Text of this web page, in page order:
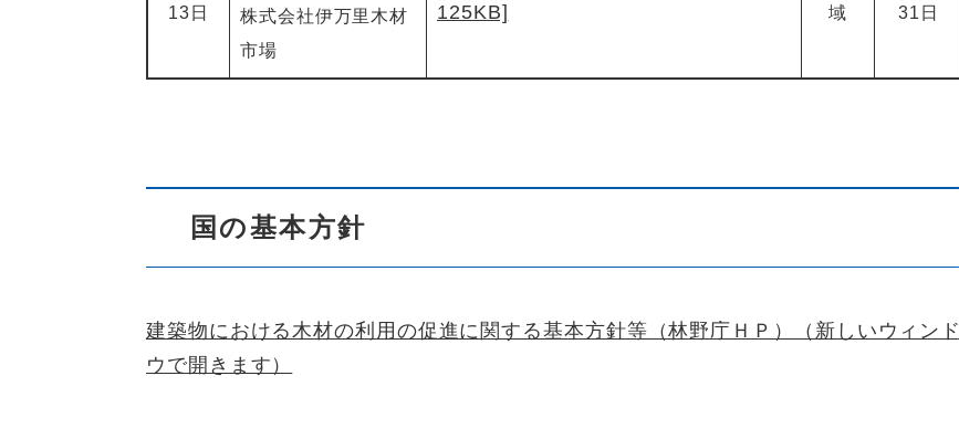
13日
株式会社伊万里木材
市場
125KB]
域
31日
国の基本方針
建築物における木材の利用の促進に関する基本方針等（林野庁ＨＰ）（新しいウィンド
ウで開きます）